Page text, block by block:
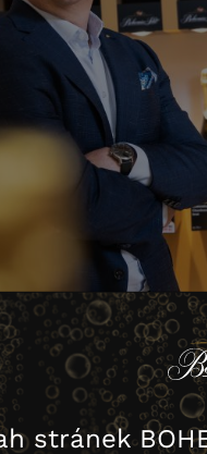
stránek